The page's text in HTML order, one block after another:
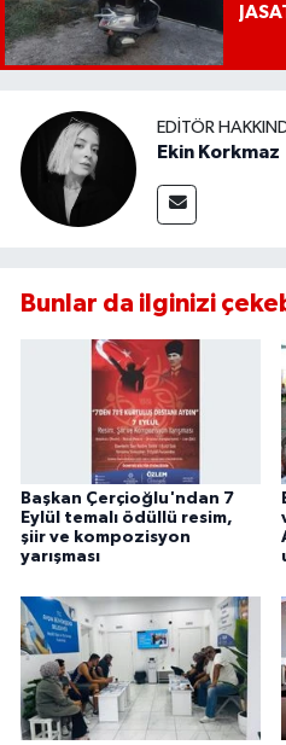
EDITÖR
Ekin Korkmaz
Bunlar da ilginizi
Başkan Çerçioğlu'ndan 7
Eylül temalı ödüllü resim,
şiir ve kompozisyon
yarışması